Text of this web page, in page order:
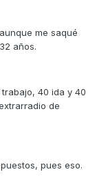
me saqué
años.
40 ida y 40
de
pues eso.